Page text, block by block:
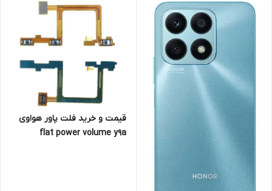
قیمت و‌ خرید فلت پاور هواوی
flat power volume y9a